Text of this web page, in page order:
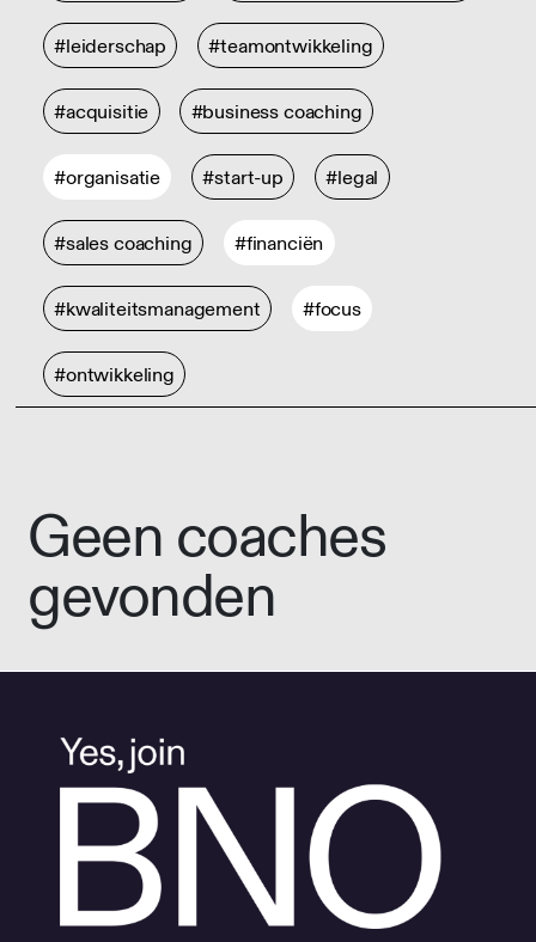
#leiderschap #teamontwikkeling
#acquisitie #business coaching
#organisatie #start-up #legal
#sales coaching #financiën
#kwaliteitsmanagement #focus
#ontwikkeling
Geen coaches
gevonden